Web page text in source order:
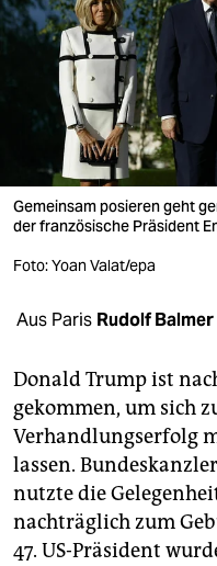
wahrheit
verlag
verlag
veranstaltungen
shop
fragen & hilfe
unterstützen
abo
genossenschaft
epaper login
Gemeinsam posieren geht
der französische Präsident
Foto: Yoan Valat/epa
Aus Paris Rudolf Balmer
Donald Trump ist
gekommen, um sich
Verhandlungserfolg
lassen.
nutzte die
nachträglich zum
47. US-Präsident